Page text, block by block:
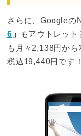
さらに、Googleの
6 」
もアウトレッ
も月々2,138円か
税込19,440円です